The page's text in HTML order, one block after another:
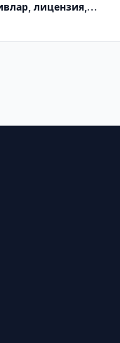
лицензия,
Ўзбекистон,